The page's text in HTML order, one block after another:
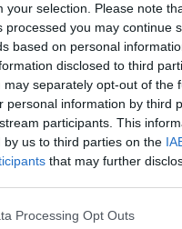
your selection. Please note
processed you may continue
based on personal
disclosed to third
may separately opt-out of the
personal information by third
participants. This
by us to third parties on the
that may further
Processing Opt Outs
e-mail σας τα τελευταία
Πολιτισμό!
Ακολουθήστε το Culturenow.gr